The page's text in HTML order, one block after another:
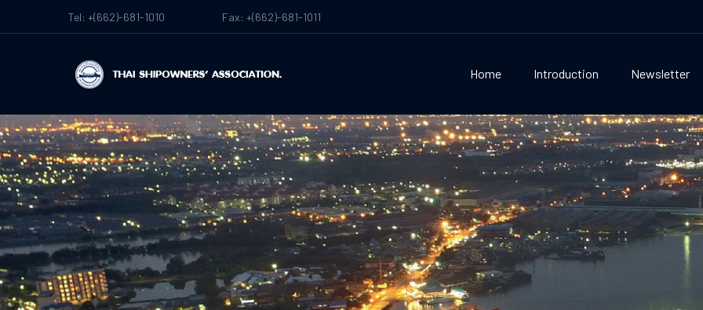
Tel: +(662)-681-1010 Fax: +(662)-681-1011
Home Introduction Newsletter